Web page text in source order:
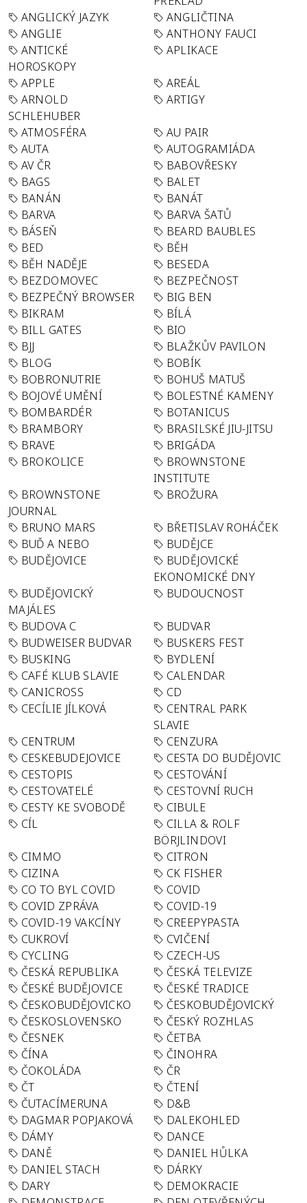
ANGLICKÝ JAZYK
ANGLIČTINA
ANGLIE
ANTHONY FAUCI
ANTICKÉ
HOROSKOPY
APLIKACE
APPLE
AREÁL
ARNOLD
SCHLEHUBER
ARTIGY
ATMOSFÉRA
AU PAIR
AUTA
AUTOGRAMIÁDA
AV ČR
BABOVŘESKY
BAGS
BALET
BANÁN
BANÁT
BARVA
BARVA ŠATŮ
BÁSEŇ
BEARD BAUBLES
BED
BĚH
BĚH NADĚJE
BESEDA
BEZDOMOVEC
BEZPEČNOST
BEZPEČNÝ BROWSER
BIG BEN
BIKRAM
BÍLÁ
BILL GATES
BIO
BJJ
BLAŽKŮV PAVILON
BLOG
BOBÍK
BOBRONUTRIE
BOHUŠ MATUŠ
BOJOVÉ UMĚNÍ
BOLESTNÉ KAMENY
BOMBARDÉR
BOTANICUS
BRAMBORY
BRASILSKÉ JIU-JITSU
BRAVE
BRIGÁDA
BROKOLICE
BROWNSTONE
INSTITUTE
BROWNSTONE
JOURNAL
BROŽURA
BRUNO MARS
BŘETISLAV ROHÁČEK
BUĎ A NEBO
BUDĚJCE
BUDĚJOVICE
BUDĚJOVICKÉ
EKONOMICKÉ DNY
BUDĚJOVICKÝ
MAJÁLES
BUDOUCNOST
BUDOVA C
BUDVAR
BUDWEISER BUDVAR
BUSKERS FEST
BUSKING
BYDLENÍ
CAFÉ KLUB SLAVIE
CALENDAR
CANICROSS
CD
CECÍLIE JÍLKOVÁ
CENTRAL PARK
SLAVIE
CENTRUM
CENZURA
CESKEBUDEJOVICE
CESTA DO BUDĚJOVIC
CESTOPIS
CESTOVÁNÍ
CESTOVATELÉ
CESTOVNÍ RUCH
CESTY KE SVOBODĚ
CIBULE
CÍL
CILLA & ROLF
BÖRJLINDOVI
CIMMO
CITRON
CIZINA
CK FISHER
CO TO BYL COVID
COVID
COVID ZPRÁVA
COVID-19
COVID-19 VAKCÍNY
CREEPYPASTA
CUKROVÍ
CVIČENÍ
CYCLING
CZECH-US
ČESKÁ REPUBLIKA
ČESKÁ TELEVIZE
ČESKÉ BUDĚJOVICE
ČESKÉ TRADICE
ČESKOBUDĚJOVICKO
ČESKOBUDĚJOVICKÝ
ČESKOSLOVENSKO
ČESKÝ ROZHLAS
ČESNEK
ČETBA
ČÍNA
ČINOHRA
ČOKOLÁDA
ČR
ČT
ČTENÍ
ČUTACÍMERUNA
D&B
DAGMAR POPJAKOVÁ
DALEKOHLED
DÁMY
DANCE
DANĚ
DANIEL HŮLKA
DANIEL STACH
DÁRKY
DARY
DEMOKRACIE